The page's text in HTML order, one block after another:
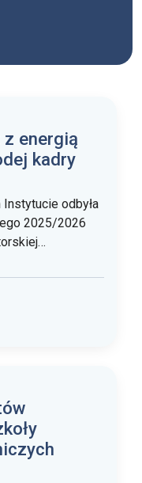
energią
kadry
odbyła
2025/2026